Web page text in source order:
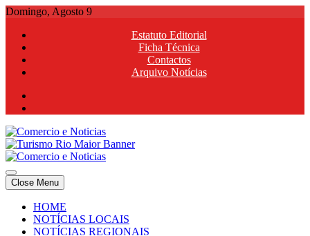
Skip
content
Domingo, Agosto 9
Estatuto Editorial
Ficha Técnica
Contactos
Arquivo Notícias
Comercio e Noticias
Notícias e Publicidade Online
Comercio e Noticias
Notícias e Publicidade Online
Close Menu
HOME
NOTÍCIAS LOCAIS
NOTÍCIAS REGIONAIS